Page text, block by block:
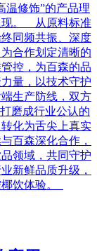
温修饰”的产品理
现。 从原料标准
同频共振、深度
合作划定清晰的
控，为百森的品
量，以技术守护
生产防线，双方
磨成行业公认的
化为舌尖上真实
百森深化合作，
领域，共同守护
新鲜品质升级，
饮体验。